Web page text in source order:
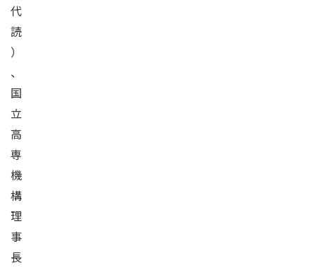
代
読
）
、
国
立
高
専
機
構
理
事
長